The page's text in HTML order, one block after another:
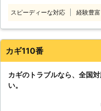
スピーディーな対応 経験豊富
カギ110番
カギのトラブルなら、全国
い。